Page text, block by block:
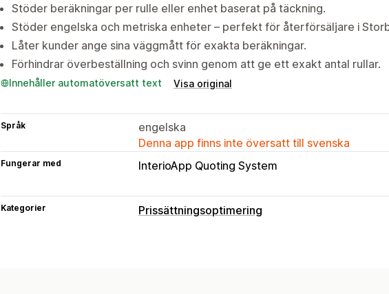
Stöder beräkningar per rulle eller enhet baserat på täckning.
Stöder engelska och metriska enheter – perfekt för återförsäljare i
Låter kunder ange sina väggmått för exakta beräkningar.
Förhindrar överbeställning och svinn genom att ge ett exakt antal rullar.
Innehåller automatöversatt text Visa original
Språk
engelska
Denna app finns inte översatt till svenska
Fungerar med InterioApp Quoting System
Kategorier Prissättningsoptimering